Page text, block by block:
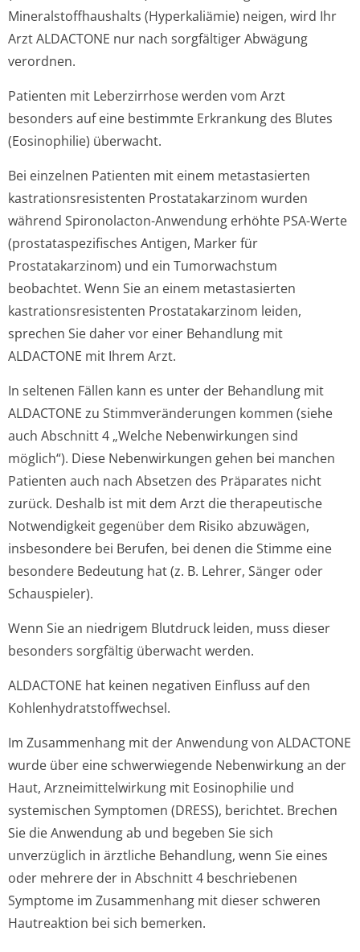
Mineralstoffhau­shalts (Hyperkaliämie) neigen, wird Ihr
Arzt ALDACTONE nur nach sorgfältiger Abwägung
verordnen.
Patienten mit Leberzirrhose werden vom Arzt
besonders auf eine bestimmte Erkrankung des Blutes
(Eosinophilie) überwacht.
Bei einzelnen Patienten mit einem metastasierten
kastrationsre­sistenten Prostatakarzinom wurden
während Spironolacton-Anwendung erhöhte PSA-Werte
(prostataspezi­fisches Antigen, Marker für
Prostatakarzinom) und ein Tumorwachstum
beobachtet. Wenn Sie an einem metastasierten
kastrationsre­sistenten Prostatakarzinom leiden,
sprechen Sie daher vor einer Behandlung mit
ALDACTONE mit Ihrem Arzt.
In seltenen Fällen kann es unter der Behandlung mit
ALDACTONE zu Stimmveränderungen kommen (siehe
auch Abschnitt 4 „Welche Nebenwirkungen sind
möglich“). Diese Nebenwirkungen gehen bei manchen
Patienten auch nach Absetzen des Präparates nicht
zurück. Deshalb ist mit dem Arzt die therapeutische
Notwendigkeit gegenüber dem Risiko abzuwägen,
insbesondere bei Berufen, bei denen die Stimme eine
besondere Bedeutung hat (z. B. Lehrer, Sänger oder
Schauspieler).
Wenn Sie an niedrigem Blutdruck leiden, muss dieser
besonders sorgfältig überwacht werden.
ALDACTONE hat keinen negativen Einfluss auf den
Kohlenhydratstof­fwechsel.
Im Zusammenhang mit der Anwendung von ALDACTONE
wurde über eine schwerwiegende Nebenwirkung an der
Haut, Arzneimittelwirkung mit Eosinophilie und
systemischen Symptomen (DRESS), berichtet. Brechen
Sie die Anwendung ab und begeben Sie sich
unverzüglich in ärztliche Behandlung, wenn Sie eines
oder mehrere der in Abschnitt 4 beschriebenen
Symptome im Zusammenhang mit dieser schweren
Hautreaktion bei sich bemerken.